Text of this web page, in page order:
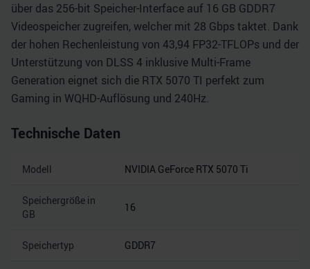
über das 256-bit Speicher-Interface auf 16 GB GDDR7
Videospeicher zugreifen, welcher mit 28 Gbps taktet. Dank
der hohen Rechenleistung von 43,94 FP32-TFLOPs und der
Unterstützung von DLSS 4 inklusive Multi-Frame
Generation eignet sich die RTX 5070 TI perfekt zum
Gaming in WQHD-Auflösung und 240Hz.
Technische Daten
Modell NVIDIA GeForce RTX 5070 Ti
Speichergröße in
GB
16
Speichertyp GDDR7